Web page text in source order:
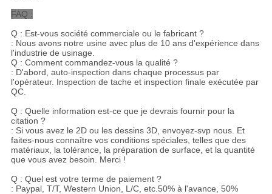
FAQ :
Q : Est-vous société commerciale ou le fabricant ?
: Nous avons notre usine avec plus de 10 ans d'expérience dans
l'industrie de usinage.
Q : Comment commandez-vous la qualité ?
: D'abord, auto-inspection dans chaque processus par
l'opérateur. Inspection de tache et inspection finale exécutée par
QC.
Q : Quelle information est-ce que je devrais fournir pour la
citation ?
: Si vous avez le 2D ou les dessins 3D, envoyez-svp nous. Et
faites-nous connaître vos conditions spéciales, telles que des
matériaux, la tolérance, la préparation de surface, et la quantité
que vous avez besoin. Merci !
Q : Quel est votre terme de paiement ?
: Paypal, T/T, Western Union, L/C, etc.50% à l'avance, 50%